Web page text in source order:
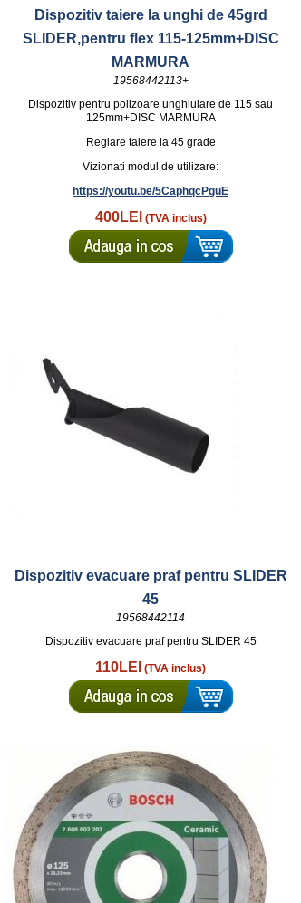
Dispozitiv taiere la unghi de 45grd
SLIDER,pentru flex 115-125mm+DISC
MARMURA
19568442113+
Dispozitiv pentru polizoare unghiulare de 115 sau
125mm+DISC MARMURA
Reglare taiere la 45 grade
Vizionati modul de utilizare:
https://youtu.be/5CaphqcPguE
400LEI (TVA inclus)
Dispozitiv evacuare praf pentru SLIDER
45
19568442114
Dispozitiv evacuare praf pentru SLIDER 45
110LEI (TVA inclus)